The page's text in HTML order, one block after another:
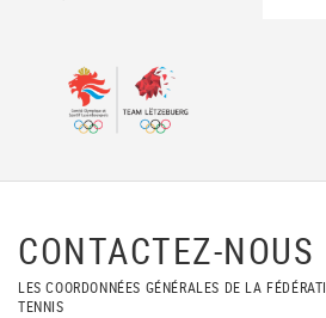
CONTACTEZ-NOUS
LES COORDONNÉES GÉNÉRALES DE LA
TENNIS